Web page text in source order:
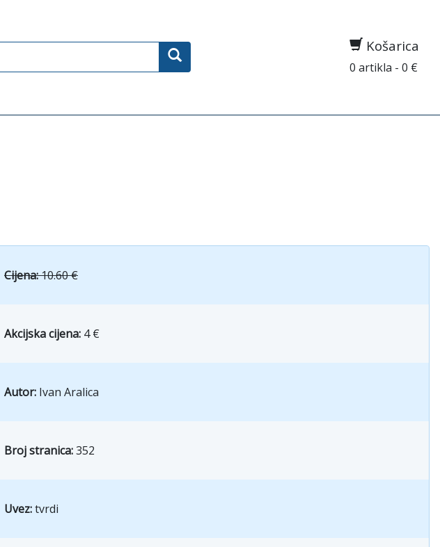
Košarica
0 artikla - 0 €
Cijena:10.60 €
Akcijska cijena: 4 €
Autor: Ivan Aralica
Broj stranica:352
Uvez:tvrdi